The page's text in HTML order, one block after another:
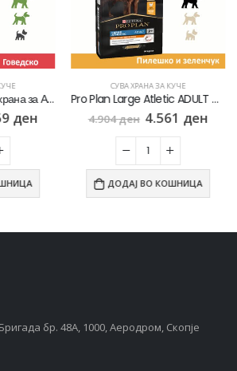
Friskies Active Сува храна за Активни кучиња со Говедско [Вреќа 15кг]
ден
СУВА ХРАНА ЗА КУЧЕ
Pro Plan Large Atletic ADULT Сува храна за Активни кучиња со Пилешко [Вреќа 14кг]
4.904ден 4.561 ден
ДОДАЈ ВО КОШНИЦА
бр. 48А, 1000, Аеродром, Скопје